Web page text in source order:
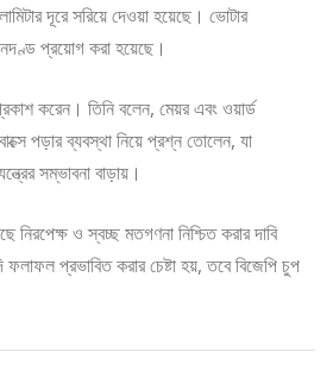
দূরে সরিয়ে দেওয়া হয়েছে। ভোটার
প্রয়োগ করা হয়েছে।
করেন। তিনি বলেন, মেয়র এবং ওয়ার্ড
পড়ার ব্যবস্থা নিয়ে প্রশ্ন তোলেন, যা
সম্ভাবনা বাড়ায়।
নিরপেক্ষ ও স্বচ্ছ মতগণনা নিশ্চিত করার দাবি
প্রভাবিত করার চেষ্টা হয়, তবে বিজেপি চুপ